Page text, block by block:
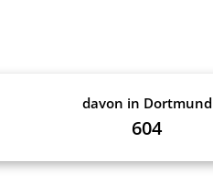
davon in Dortmund
604